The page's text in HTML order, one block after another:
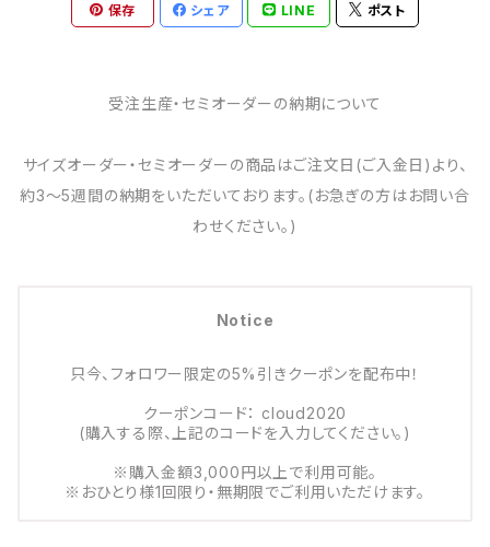
保存 シェア LINE ポスト
受注生産・セミオーダーの納期について
サイズオーダー・セミオーダーの商品はご注文日(ご入金日)より、
約3～5週間の納期をいただいております。(お急ぎの方はお問い合
わせください。)
Notice
只今、フォロワー限定の5%引きクーポンを配布中！
クーポンコード： cloud2020
(購入する際、上記のコードを入力してください。)
※購入金額3,000円以上で利用可能。
※おひとり様1回限り・無期限でご利用いただけます。